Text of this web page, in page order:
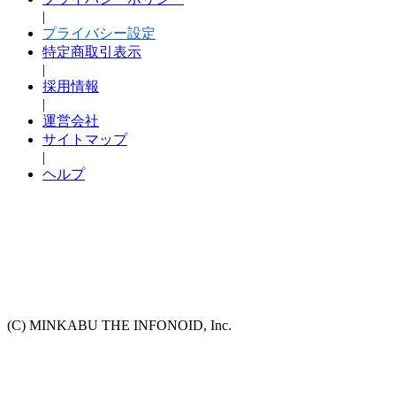
|
プライバシー設定
特定商取引表示
|
採用情報
|
運営会社
サイトマップ
|
ヘルプ
(C) MINKABU THE INFONOID, Inc.